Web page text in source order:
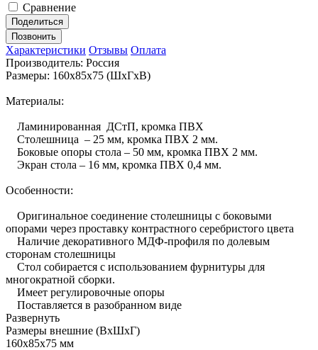
Сравнение
Поделиться
Позвонить
Характеристики Отзывы Оплата
Производитель: Россия
Размеры: 160x85x75 (ШхГхВ)
Материалы:
Ламинированная ДСтП, кромка ПВХ
Столешница – 25 мм, кромка ПВХ 2 мм.
Боковые опоры стола – 50 мм, кромка ПВХ 2 мм.
Экран стола – 16 мм, кромка ПВХ 0,4 мм.
Особенности:
Оригинальное соединение столешницы с боковыми
опорами через проставку контрастного серебристого цвета
Наличие декоративного МДФ-профиля по долевым
сторонам столешницы
Стол собирается с использованием фурнитуры для
многократной сборки.
Имеет регулировочные опоры
Поставляется в разобранном виде
Развернуть
Размеры внешние (ВхШхГ)
160х85х75 мм